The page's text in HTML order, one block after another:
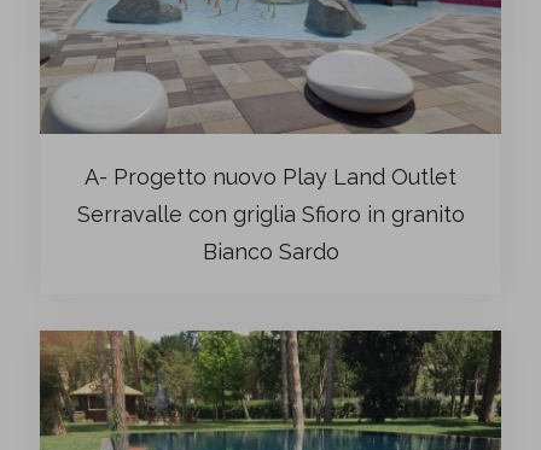
A- Progetto nuovo Play Land Outlet
Serravalle con griglia Sfioro in granito
Bianco Sardo